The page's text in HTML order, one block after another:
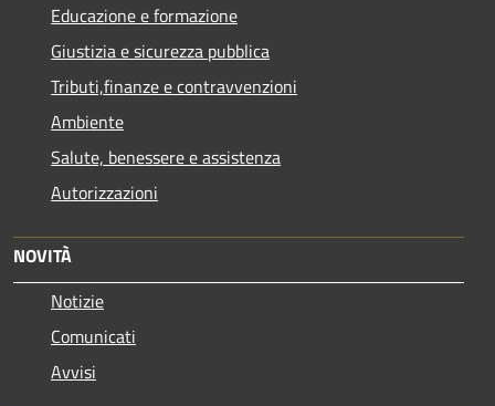
Educazione e formazione
Giustizia e sicurezza pubblica
Tributi,finanze e contravvenzioni
Ambiente
Salute, benessere e assistenza
Autorizzazioni
NOVITÀ
Notizie
Comunicati
Avvisi